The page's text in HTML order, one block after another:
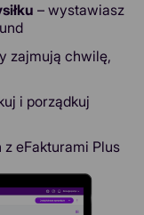
– wystawiasz
zajmują chwilę,
i porządkuj
z eFakturami Plus